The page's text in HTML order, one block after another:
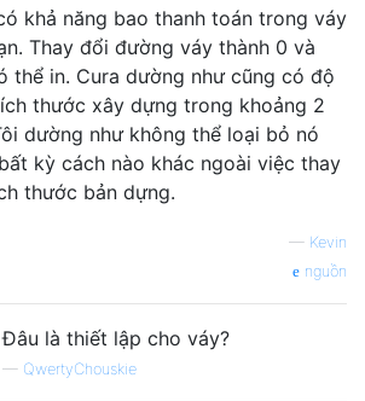
khả năng bao thanh toán trong váy
Thay đổi đường váy thành 0 và
thể in. Cura dường như cũng có độ
thước xây dựng trong khoảng 2
dường như không thể loại bỏ nó
kỳ cách nào khác ngoài việc thay
thước bản dựng.
— Kevin
nguồn
Đâu là thiết lập cho váy?
— QwertyChouskie